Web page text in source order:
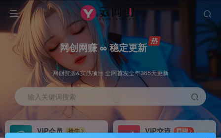
网创网赚 ∞ 稳定更新
网创资源&实战项目 全网首发全年365天更新
输入关键词搜索
VIP会员
抢先
VIP交流
群聊